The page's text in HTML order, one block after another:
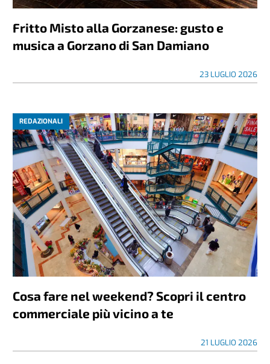
Fritto Misto alla Gorzanese: gusto e
musica a Gorzano di San Damiano
23 LUGLIO 2026
REDAZIONALI
Cosa fare nel weekend? Scopri il centro
commerciale più vicino a te
21 LUGLIO 2026